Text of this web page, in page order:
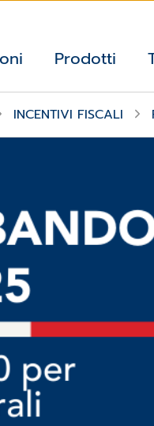
Prodotti
INCENTIVI FISCALI